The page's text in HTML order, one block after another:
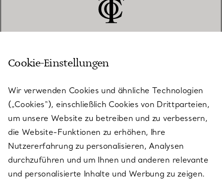
KUNDENSERVICE
SERVICES
ÜBER TIFFANY & CO.
Cookie-Einstellungen
Wir verwenden Cookies und ähnliche Technologien
(„Cookies“), einschließlich Cookies von Drittparteien,
um unsere Website zu betreiben und zu verbessern,
die Website-Funktionen zu erhöhen, Ihre
Nutzererfahrung zu personalisieren, Analysen
durchzuführen und um Ihnen und anderen relevante
und personalisierte Inhalte und Werbung zu zeigen.